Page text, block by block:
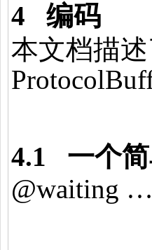
4 编码
本文档描
4.1 一个
@waiting